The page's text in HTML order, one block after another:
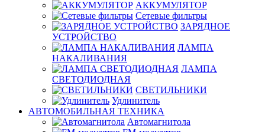
АККУМУЛЯТОР
Сетевые фильтры
ЗАРЯДНОЕ
УСТРОЙСТВО
ЛАМПА
НАКАЛИВАНИЯ
ЛАМПА
СВЕТОДИОДНАЯ
СВЕТИЛЬНИКИ
Удлинитель
АВТОМОБИЛЬНАЯ ТЕХНИКА
Автомагнитола